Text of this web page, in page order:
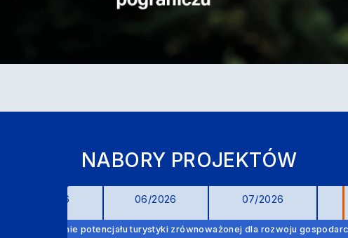
NABORY PROJEKTÓW
05/2026 06/2026 07/2026
wykorzystanie potencjału turystyki zrównoważonej dla rozwoju